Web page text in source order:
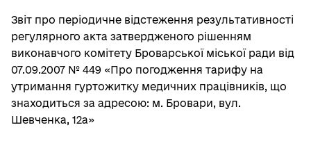
Звіт про періодичне відстеження результативності
регулярного акта затвердженого рішенням
виконавчого комітету Броварської міської ради від
07.09.2007 № 449 «Про погодження тарифу на
утримання гуртожитку медичних працівників, що
знаходиться за адресою: м. Бровари, вул.
Шевченка, 12а»